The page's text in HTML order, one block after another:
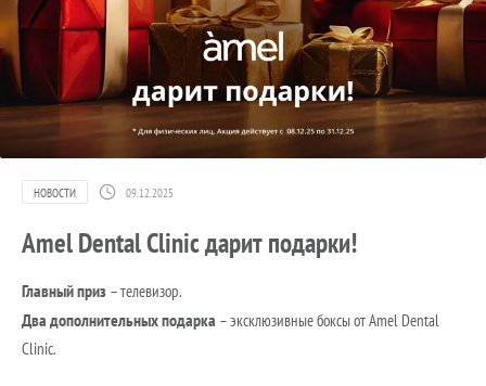
НОВОСТИ 09.12.2025
Amel Dental Clinic дарит подарки!
Главный приз – телевизор.
Два дополнительных подарка – эксклюзивные боксы от Amel Dental
Clinic.